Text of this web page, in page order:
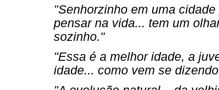
"Senhorzinho em uma
pensar na vida... tem um
sozinho."
"Essa é a melhor idade, a
idade... como vem se